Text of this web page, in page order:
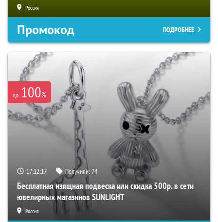
Россия
Промокод ПОДРОБНЕЕ
до 100%
17:12:16 Получили:74
Бесплатная изящная подвеска или скидка 500р. в сети
ювелирных магазинов SUNLIGHT
Россия